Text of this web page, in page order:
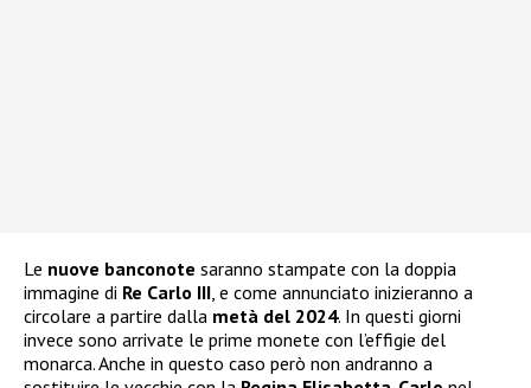
Le nuove banconote saranno stampate con la doppia
immagine di Re Carlo III , e come annunciato inizieranno a
circolare a partire dalla metà del 2024. In questi giorni
invece sono arrivate le prime monete con l’effigie del
monarca. Anche in questo caso però non andranno a